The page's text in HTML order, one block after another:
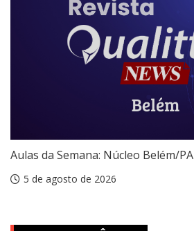
Aulas da Semana: Núcleo Belém/PA
5 de agosto de 2026